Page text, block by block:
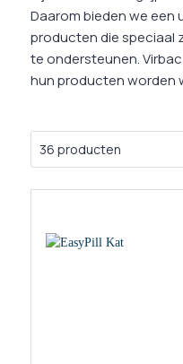
Natuurlijke snacks
Glutenvrije snacks
Graanvrije snacks
Dieetsnacks
Teken
Medische
Daarom bieden we
producten die speciaal
te ondersteunen.
hun producten worden